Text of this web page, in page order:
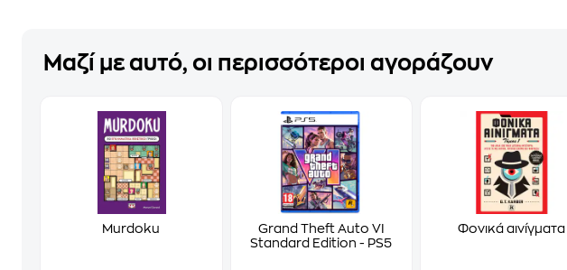
Μαζί με αυτό, οι περισσότεροι αγοράζουν
Murdoku
Grand Theft Auto VI
Standard Edition - PS5
Φονικά αινίγματα